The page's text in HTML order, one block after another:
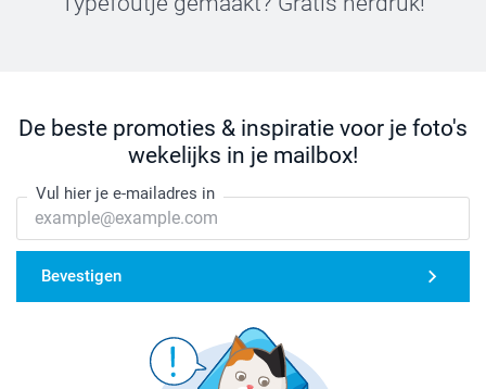
De beste promoties & inspiratie voor je foto's
wekelijks in je mailbox!
Vul hier je e-mailadres in
Bevestigen